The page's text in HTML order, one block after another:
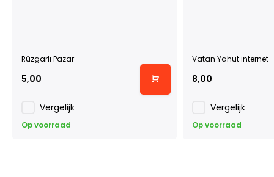
Rüzgarlı Pazar
5,00
Vergelijk
Op voorraad
Vatan Yahut İnternet
8,00
Vergelijk
Op voorraad